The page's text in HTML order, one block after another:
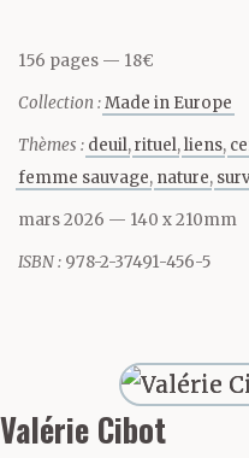
l’urgence
agir pour
sombrer
Ne pas se
devenu
156 pages 18€
Collection :Made in Europe
Thèmes : deuil rituel liens
femme sauvage nature
mars 2026 — 140 x 210mm
ISBN : 978-2-37491-456-5
Valérie Cibot